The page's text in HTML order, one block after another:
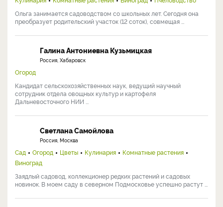
Ольга занимается садоводством со школьных лет. Сегодня она
преобразует родительский участок (12 соток), совмещая ...
Галина Антониевна Кузьмицкая
Россия, Хабаровск
Огород
Кандидат сельскохозяйственных наук, ведущий научный
сотрудник отдела овощных культур и картофеля
Дальневосточного НИИ ...
Светлана Самойлова
Россия, Москва
Сад Огород Цветы Кулинария
Комнатные растения
Виноград
Заядлый садовод, коллекционер редких растений и садовых
новинок. В моем саду в северном Подмосковье успешно растут ...